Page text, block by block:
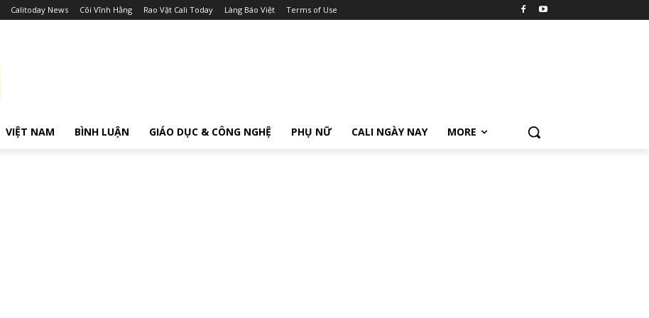
Calitoday News Cõi Vĩnh Hằng Rao Vặt Cali Today Làng Báo Việt Terms of Use
VIỆT NAM BÌNH LUẬN GIÁO DỤC & CÔNG NGHỆ PHỤ NỮ CALI NGÀY NAY MORE